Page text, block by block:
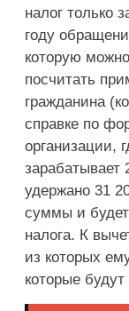
налог только
году
которую
посчитать
гражданина
справке по
организации,
зарабатывает
удержано 31
суммы и
налога. К
из которых
которые